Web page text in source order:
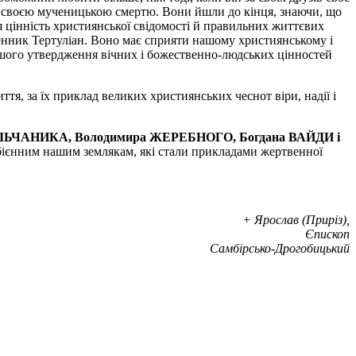
своєю мученицькою смертю. Вони йшли до кінця, знаючи, що
християнської свідомості й правильних життєвих
Тертуліан. Воно має сприяти нашому християнському і
утвердження вічних і божественно-людських цінностей
за їх приклад великих християнських чеснот віри, надії і
Володимира ЖЕРЕБНОГО, Богдана ВАЙДИ і
нашим землякам, які стали прикладами жертвенної
+ Ярослав (Приріз),
Єпископ
Самбірсько-Дрогобицький